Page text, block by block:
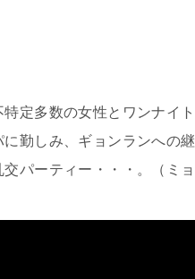
定多数の女性とワンナイト
勤しみ、ギョンランへの
パーティー・・・。（ミ